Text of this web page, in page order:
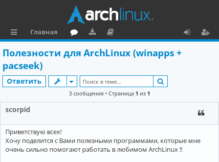
л
и
Главная
м
зк
и
м
е
н
и
а
Полезности для ArchLinux (winapps +
pacseek)
Ответить
3 сообщения • Страница 1 из 1
scorpid
Приветствую всех!
Хочу поделится с Вами полезными программами, которые мне
очень сильно помогают работать в любимом ArchLinux !!